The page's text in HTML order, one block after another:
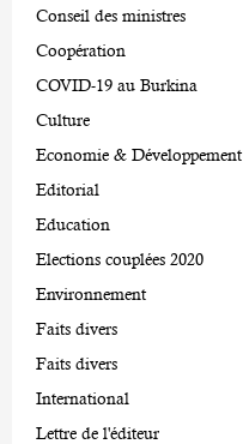
Conseil des ministres
Coopération
COVID-19 au Burkina
Culture
Economie & Développement
Editorial
Education
Elections couplées 2020
Environnement
Faits divers
Faits divers
International
Lettre de l'éditeur